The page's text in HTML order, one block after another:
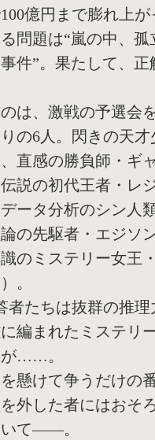
億円まで膨れ上
問題は“嵐の中、孤
件”。果たして、
は、激戦の予選会
の6人。閃きの天
直感の勝負師・ギ
説の初代王者・レ
ータ分析のシン人
の先駆者・エジソ
のミステリー女王
。
者たちは抜群の推理
編まれたミステリ
が……。
懸けて争うだけの
外した者にはおそ
て――。